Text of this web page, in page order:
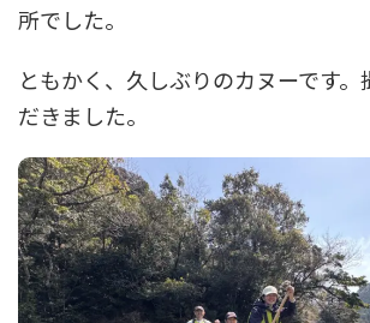
所でした。
ともかく、久しぶりのカヌーです
だきました。